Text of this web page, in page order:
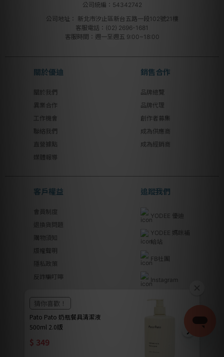
公司統編：54342742
公司地址： 新北市汐止區新台五路一段102號21樓
客服電話：(02) 2696-1681
客服時間：週一至週五 9:00~18:00
關於優迪
關於我們
異業合作
工作機會
聯絡我們
直營據點
媒體報導
銷售合作
品牌總覽
品牌代理
創作者募集
成為供應商
成為經銷商
客戶權益
會員制度
退換貨問題
購物須知
版權聲明
隱私政策
反詐騙叮嚀
追蹤我們
YODEE 優迪
YODEE 媽咪補
給站
FB社團
Instagram
Youtube